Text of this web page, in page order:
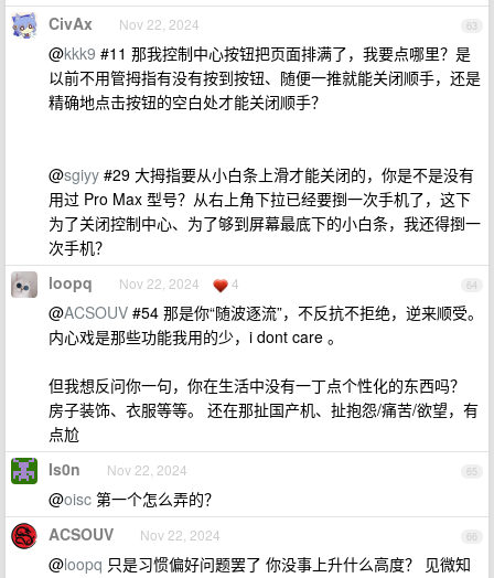
63
CivAx Nov 22, 2024
@kkk9 #11 那我控制中心按钮把页面排满了，我要点哪里？是
以前不用管拇指有没有按到按钮、随便一推就能关闭顺手，还是
精确地点击按钮的空白处才能关闭顺手？
@sgiyy #29 大拇指要从小白条上滑才能关闭的，你是不是没有
用过 Pro Max 型号？从右上角下拉已经要捯一次手机了，这下
为了关闭控制中心、为了够到屏幕最底下的小白条，我还得捯一
次手机？
64
loopq Nov 22, 2024 4
@ACSOUV #54 那是你“随波逐流”，不反抗不拒绝，逆来顺受。
内心戏是那些功能我用的少，i dont care 。
但我想反问你一句，你在生活中没有一丁点个性化的东西吗？
房子装饰、衣服等等。 还在那扯国产机、扯抱怨/痛苦/欲望，有
点尬
65
Is0n Nov 22, 2024
@oisc 第一个怎么弄的？
66
ACSOUV Nov 22, 2024
@loopq 只是习惯偏好问题罢了 你没事上升什么高度？ 见微知